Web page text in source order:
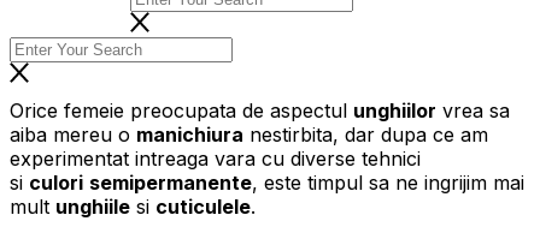
Orice femeie preocupata de aspectul unghiilor vrea sa
aiba mereu o manichiura nestirbita, dar dupa ce am
experimentat intreaga vara cu diverse tehnici
si culori semipermanente, este timpul sa ne ingrijim mai
mult unghiile si cuticulele.